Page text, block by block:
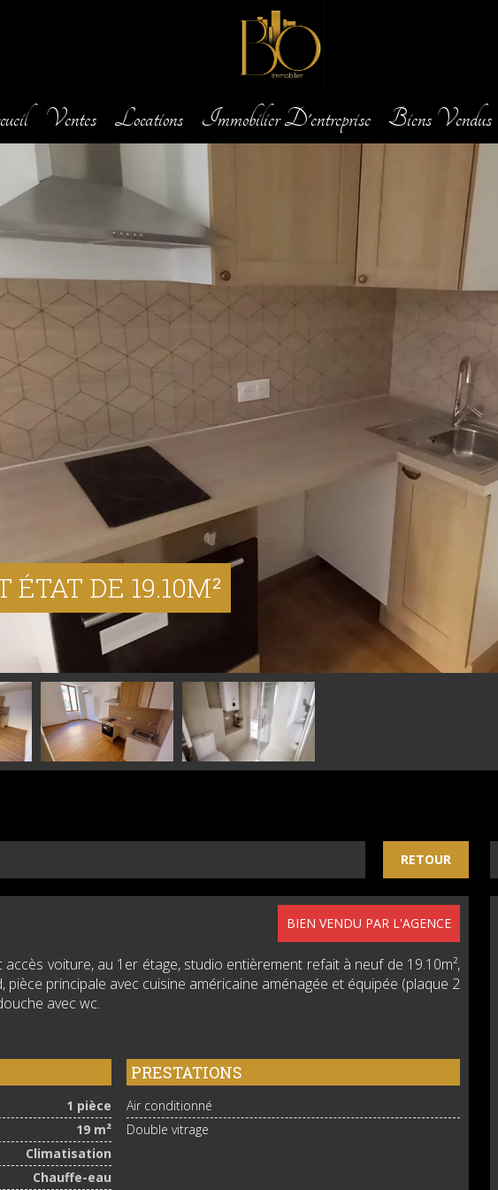
Ventes Locations Immobilier D'entreprise Biens Vendus
DE 19.10M²
RETOUR
BIEN VENDU PAR L'AGENCE
accès voiture, au 1er étage, studio entièrement refait à neuf de 19.10m²,
principale avec cuisine américaine aménagée et équipée (plaque 2
avec wc.
1 pièce
19 m²
Climatisation
Chauffe-eau
PRESTATIONS
Air conditionné
Double vitrage